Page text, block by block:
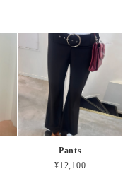
Pants
¥12,100